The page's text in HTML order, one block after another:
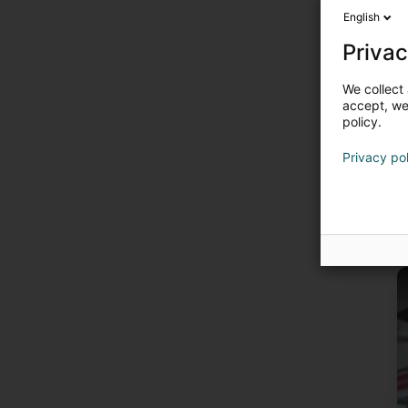
English
We
accept,
policy.
Privacy